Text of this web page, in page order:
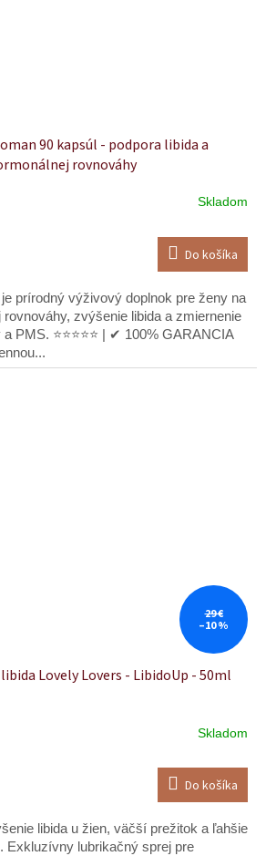
90 kapsúl - podpora libida a
rovnováhy
Skladom
Do košíka
prírodný výživový doplnok pre ženy na
rovnováhy, zvýšenie libida a zmiernenie
PMS. ⭐⭐⭐⭐⭐ | ✔ 100% GARANCIA
29 €
–10 %
Lovely Lovers - LibidoUp - 50ml
Skladom
Do košíka
libida u žien, väčší prežitok a ľahšie
Exkluzívny lubrikačný sprej pre